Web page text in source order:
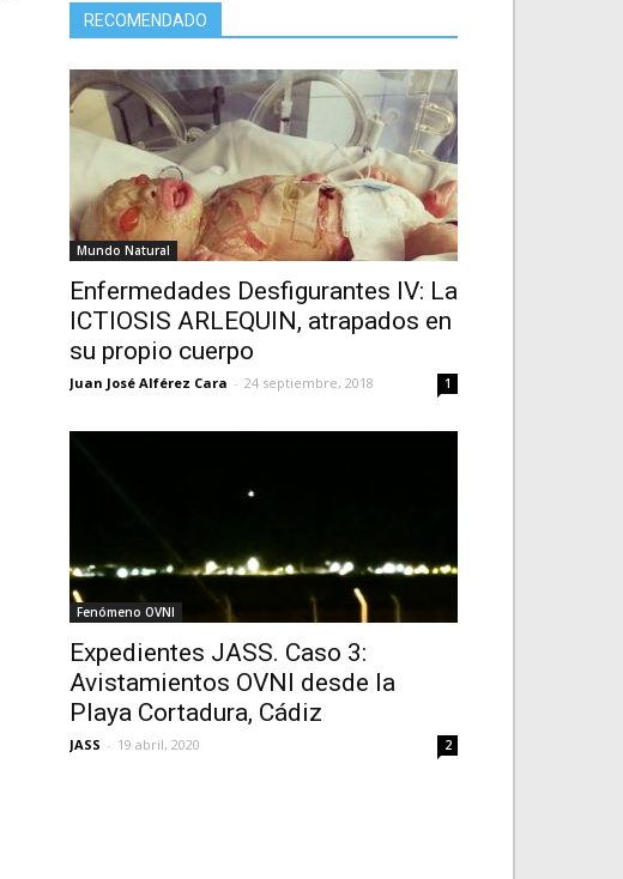
RECOMENDADO
Mundo Natural
Enfermedades Desfigurantes IV: La
ICTIOSIS ARLEQUIN, atrapados en
su propio cuerpo
Juan José Alférez Cara - 24 septiembre, 2018 1
Fenómeno OVNI
Expedientes JASS. Caso 3:
Avistamientos OVNI desde la
Playa Cortadura, Cádiz
JASS - 19 abril, 2020 2